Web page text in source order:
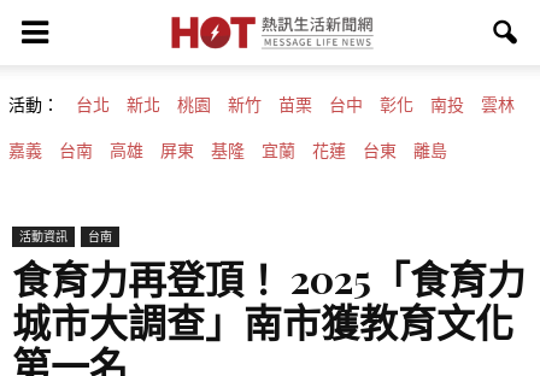
活動： 台北 新北 桃園 新竹 苗栗 台中 彰化 南投 雲林
嘉義 台南 高雄 屏東 基隆 宜蘭 花蓮 台東 離島
活動資訊 台南
食育力再登頂！ 2025「食育力
城市大調查」南市獲教育文化
第一名